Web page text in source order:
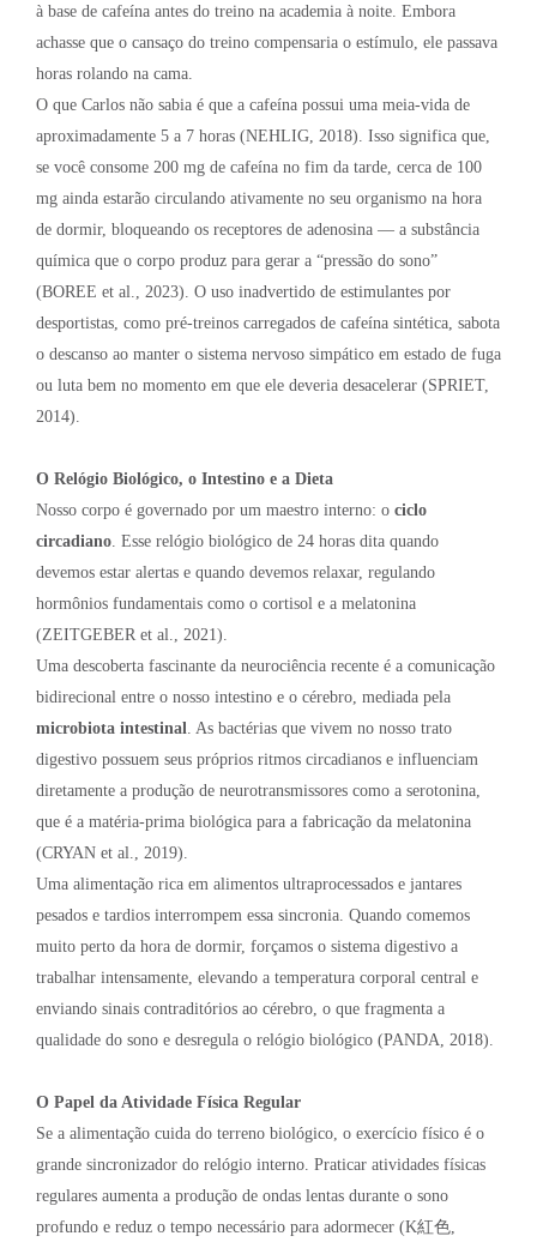
à base de cafeína antes do treino na academia à noite. Embora
achasse que o cansaço do treino compensaria o estímulo, ele passava
horas rolando na cama.
O que Carlos não sabia é que a cafeína possui uma meia-vida de
aproximadamente 5 a 7 horas (NEHLIG, 2018). Isso significa que,
se você consome 200 mg de cafeína no fim da tarde, cerca de 100
mg ainda estarão circulando ativamente no seu organismo na hora
de dormir, bloqueando os receptores de adenosina — a substância
química que o corpo produz para gerar a “pressão do sono”
(BOREE et al., 2023). O uso inadvertido de estimulantes por
desportistas, como pré-treinos carregados de cafeína sintética, sabota
o descanso ao manter o sistema nervoso simpático em estado de fuga
ou luta bem no momento em que ele deveria desacelerar (SPRIET,
2014).
O Relógio Biológico, o Intestino e a Dieta
Nosso corpo é governado por um maestro interno: o ciclo
circadiano. Esse relógio biológico de 24 horas dita quando
devemos estar alertas e quando devemos relaxar, regulando
hormônios fundamentais como o cortisol e a melatonina
(ZEITGEBER et al., 2021).
Uma descoberta fascinante da neurociência recente é a comunicação
bidirecional entre o nosso intestino e o cérebro, mediada pela
microbiota intestinal. As bactérias que vivem no nosso trato
digestivo possuem seus próprios ritmos circadianos e influenciam
diretamente a produção de neurotransmissores como a serotonina,
que é a matéria-prima biológica para a fabricação da melatonina
(CRYAN et al., 2019).
Uma alimentação rica em alimentos ultraprocessados e jantares
pesados e tardios interrompem essa sincronia. Quando comemos
muito perto da hora de dormir, forçamos o sistema digestivo a
trabalhar intensamente, elevando a temperatura corporal central e
enviando sinais contraditórios ao cérebro, o que fragmenta a
qualidade do sono e desregula o relógio biológico (PANDA, 2018).
O Papel da Atividade Física Regular
Se a alimentação cuida do terreno biológico, o exercício físico é o
grande sincronizador do relógio interno. Praticar atividades físicas
regulares aumenta a produção de ondas lentas durante o sono
profundo e reduz o tempo necessário para adormecer (K紅色,